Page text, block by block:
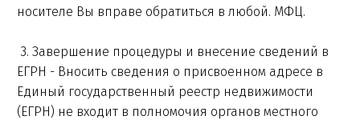
носителе Вы вправе обратиться в любой. МФЦ.
3. Завершение процедуры и внесение сведений в
ЕГРН - Вносить сведения о присвоенном адресе в
Единый государственный реестр недвижимости
(ЕГРН) не входит в полномочия органов местного